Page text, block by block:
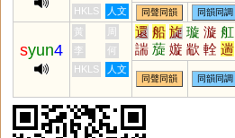
HKLS
人文 同聲同韻 同韻同調
syun4
黃 周 還 船 旋 璇 漩 舡
諯 蔙 嫙 歂 輇 遄
李
何
HKLS
人文
同聲同韻 同韻同調